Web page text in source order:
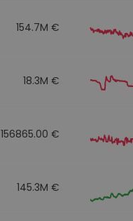
154.7M €
18.3M €
156865.00 €
145.3M €